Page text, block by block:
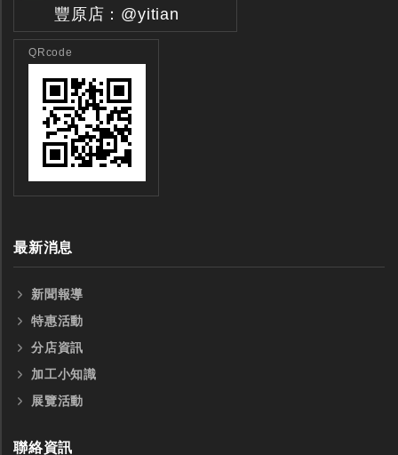
豐原店：@yitian
QRcode
最新消息
新聞報導
特惠活動
分店資訊
加工小知識
展覽活動
聯絡資訊